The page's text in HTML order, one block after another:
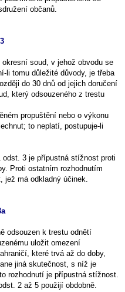
občanů.
soud, v jehož obvodu se
li tomu důležité důvody, je třeba
do 30 dnů od jejich doručení
který odsouzeného z trestu
propuštění nebo o výkonu
to neplatí, postupuje-li
odst. 3 je přípustná stížnost proti
Proti ostatním rozhodnutím
jež má odkladný účinek.
odsouzen k trestu odnětí
uložit omezení
které trvá až do doby,
jiná skutečnost, s níž je
rozhodnutí je přípustná stížnost.
2 až 5 použijí obdobně.